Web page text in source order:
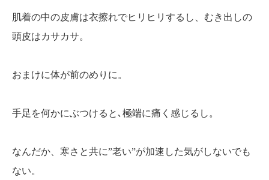
肌着の中の皮膚は衣擦れでヒリヒリするし、むき出しの
頭皮はカサカサ。
おまけに体が前のめりに。
手足を何かにぶつけると､極端に痛く感じるし。
なんだか、寒さと共に”老い”が加速した気がしないでも
ない。